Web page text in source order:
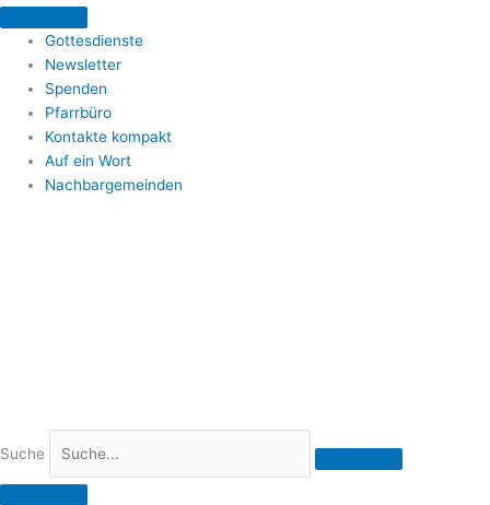
Zum
springen
Gottesdienste
Newsletter
Spenden
Pfarrbüro
Kontakte kompakt
Auf ein Wort
Nachbargemeinden
Suche